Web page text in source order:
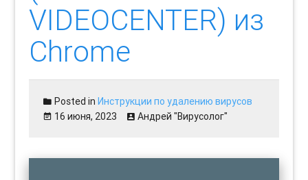
VIDEOCENTER) из
Chrome
Posted inИнструкции по удалению вирусов
16 июня, 2023
Андрей "Вирусолог"